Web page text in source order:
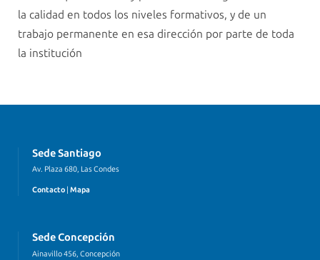
la calidad en todos los niveles formativos, y de un
trabajo permanente en esa dirección por parte de toda
la institución
Sede Santiago
Av. Plaza 680, Las Condes
Contacto Mapa
Sede Concepción
Ainavillo 456, Concepción